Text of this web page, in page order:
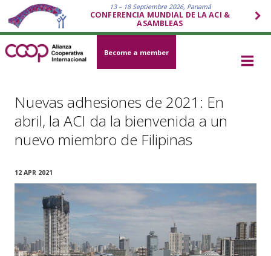
13 – 18 Septiembre 2026, Panamá
CONFERENCIA MUNDIAL DE LA ACI &
ASAMBLEAS
Become a member
Nuevas adhesiones de 2021: En
abril, la ACI da la bienvenida a un
nuevo miembro de Filipinas
12 APR 2021